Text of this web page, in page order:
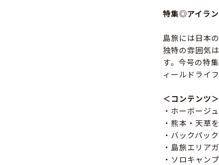
特集◎アイラ
島旅には日本
独特の雰囲気
す。今号の特
ィールドライ
＜コンテンツ＞
・ホーボージ
・熊本・天草
・バックパッ
・島旅エリア
・ソロキャン